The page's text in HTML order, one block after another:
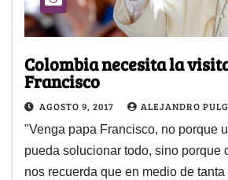
Colombia necesita la
Francisco
AGOSTO 9, 2017 ALEJANDRO
"Venga papa Francisco, no porque
pueda solucionar todo, sino porque
nos recuerda que en medio de